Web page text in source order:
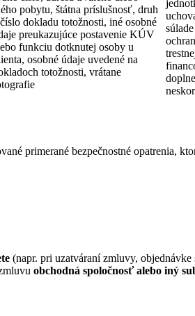
pobytu, štátna príslušnosť, druh
dokladu totožnosti, iné osobné
preukazujúce postavenie KÚV
funkciu dotknutej osoby u
osobné údaje uvedené na
totožnosti, vrátane
primerané bezpečnostné opatrenia,
(napr. pri uzatváraní zmluvy,
obchodná spoločnosť alebo iný